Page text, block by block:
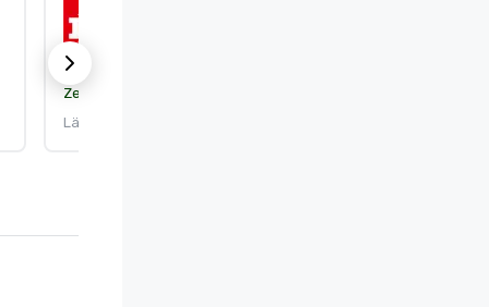
Zertifizierung:
Läuft ab am: 25.9.2026